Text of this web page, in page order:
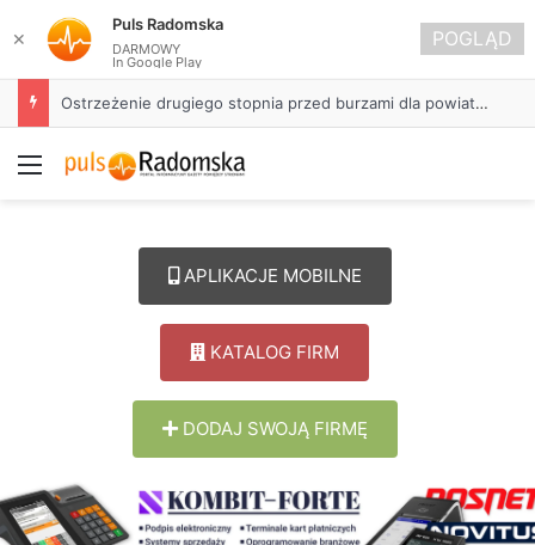
Ostrzeżenie drugiego stopnia przed burzami dla powiatu radomszczańskiego
Menu
APLIKACJE MOBILNE
KATALOG FIRM
DODAJ SWOJĄ FIRMĘ
✕
Puls Radomska
DARMOWY
In Google Play
POGLĄD